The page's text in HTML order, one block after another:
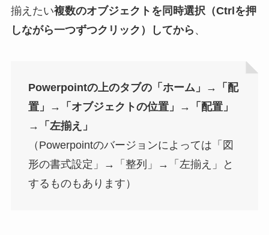
揃えたい複数のオブジェクトを同時選択（Ctrlを押
しながら一つずつクリック）してから 、
Powerpointの上のタブの「ホーム」→「配
置」→「オブジェクトの位置」→「配置」
→「左揃え」
（Powerpointのバージョンによっては「図
形の書式設定」→「整列」→「左揃え」と
するものもあります）